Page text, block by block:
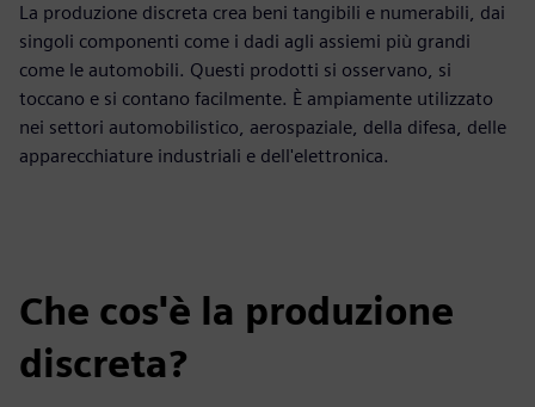
La produzione discreta crea beni tangibili e numerabili, dai
singoli componenti come i dadi agli assiemi più grandi
come le automobili. Questi prodotti si osservano, si
toccano e si contano facilmente. È ampiamente utilizzato
nei settori automobilistico, aerospaziale, della difesa, delle
apparecchiature industriali e dell'elettronica.
Che cos'è la produzione
discreta?